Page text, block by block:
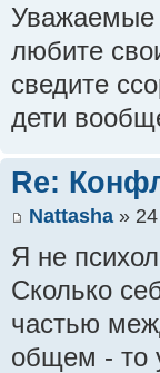
Уважаемые
любите
сведите
дети
Re:
Nattasha »
Я не
Сколько
частью
общем - то